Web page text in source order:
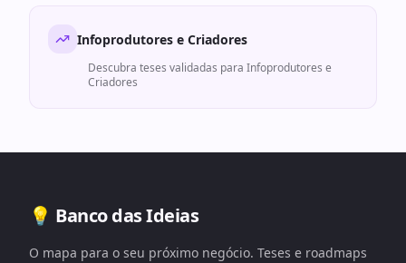
Infoprodutores e Criadores
Descubra teses validadas para Infoprodutores e
Criadores
💡 Banco das Ideias
O mapa para o seu próximo negócio. Teses e roadmaps